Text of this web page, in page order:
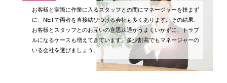
お客様と実際に作業に入るスタッフとの間にマネージャーを挟まず
に、NETで両者を直接結びつける会社も多くあります。その結果、
お客様とスタッフとのお互いの意思疎通がうまくいかずに、トラブ
ルになるケースも増えてきています。多少割高でもマネージャーの
いる会社を選びましょう。